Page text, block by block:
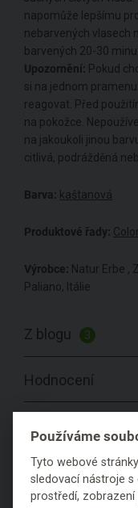
napomůže lepšímu
nebarvených vlasech
barvených 20-30
Upozornění: Pokud
si na jednom
reagovat. Před
na pokožce.
na jakoukoli jinou
citlivá, podrážděná
Barva: kaštanová
Produktové řady:
Výrobce: Natur Erbe ,
Paliano, Itálie
Z blogu 3
Hodnocení
Používáme
Tyto webové
sledovací nástroje s
prostředí,